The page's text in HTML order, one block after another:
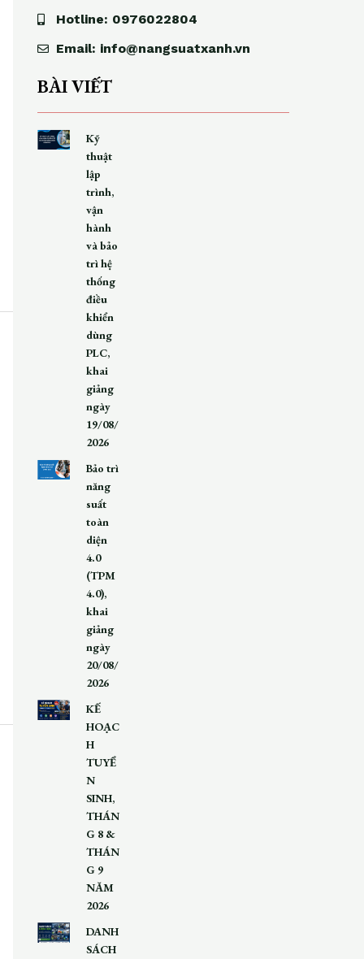
Hotline: 0976022804
Email: info@nangsuatxanh.vn
BÀI VIẾT
Kỹ
thuật
lập
trình,
vận
hành
và bảo
trì hệ
thống
điều
khiển
dùng
PLC,
khai
giảng
ngày
19/08/
2026
Bảo trì
năng
suất
toàn
diện
4.0
(TPM
4.0),
khai
giảng
ngày
20/08/
2026
KẾ
HOẠC
H
TUYỂ
N
SINH,
THÁN
G 8 &
THÁN
G 9
NĂM
2026
DANH
SÁCH